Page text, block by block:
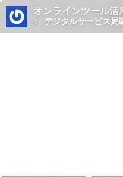
オンラインツール
by デジタルサービス局